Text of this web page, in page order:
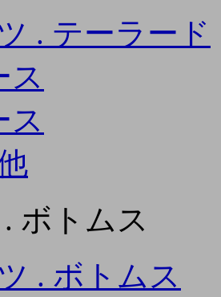
. テーラード
ス
ス
ボトムス
. ボトムス